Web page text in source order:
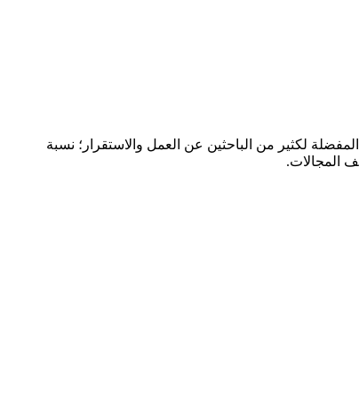
لكثير من الباحثين عن العمل والاستقرار؛ نسبة
المجالات.